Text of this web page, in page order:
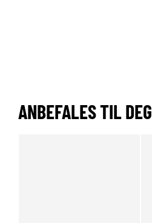
ANBEFALES TIL DEG